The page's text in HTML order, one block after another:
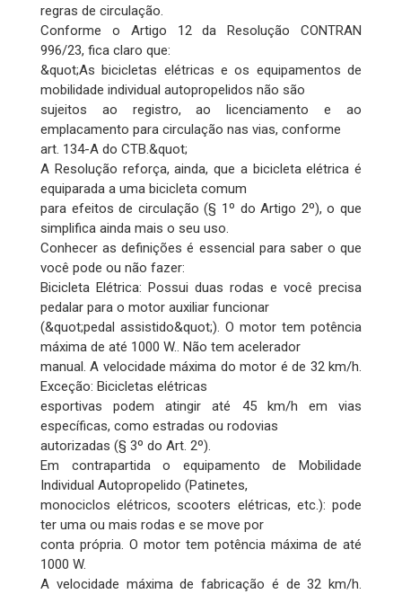
regras de circulação.
Conforme o Artigo 12 da Resolução CONTRAN
996/23, fica claro que:
&quot;As bicicletas elétricas e os equipamentos de
mobilidade individual autopropelidos não são
sujeitos ao registro, ao licenciamento e ao
emplacamento para circulação nas vias, conforme
art. 134-A do CTB.&quot;
A Resolução reforça, ainda, que a bicicleta elétrica é
equiparada a uma bicicleta comum
para efeitos de circulação (§ 1º do Artigo 2º), o que
simplifica ainda mais o seu uso.
Conhecer as definições é essencial para saber o que
você pode ou não fazer:
Bicicleta Elétrica: Possui duas rodas e você precisa
pedalar para o motor auxiliar funcionar
(&quot;pedal assistido&quot;). O motor tem potência
máxima de até 1000 W.. Não tem acelerador
manual. A velocidade máxima do motor é de 32 km/h.
Exceção: Bicicletas elétricas
esportivas podem atingir até 45 km/h em vias
específicas, como estradas ou rodovias
autorizadas (§ 3º do Art. 2º).
Em contrapartida o equipamento de Mobilidade
Individual Autopropelido (Patinetes,
monociclos elétricos, scooters elétricas, etc.): pode
ter uma ou mais rodas e se move por
conta própria. O motor tem potência máxima de até
1000 W.
A velocidade máxima de fabricação é de 32 km/h.